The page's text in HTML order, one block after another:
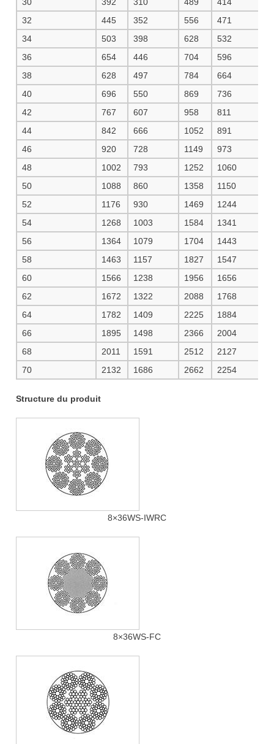
32
445 352 556 471
34
503 398 628 532
36
654 446 704 596
38
628 497 784 664
40
696 550 869 736
42
767 607 958 811
44
842 666 1052 891
46
920 728 1149 973
48
1002 793 1252 1060
50
1088 860 1358 1150
52
1176 930 1469 1244
54
1268 1003 1584 1341
56
1364 1079 1704 1443
58
1463 1157 1827 1547
60
1566 1238 1956 1656
62
1672 1322 2088 1768
64
1782 1409 2225 1884
66
1895 1498 2366 2004
68
2011 1591 2512 2127
70
2132 1686 2662 2254
Structure du produit
8×36WS-IWRC
8×36WS-FC